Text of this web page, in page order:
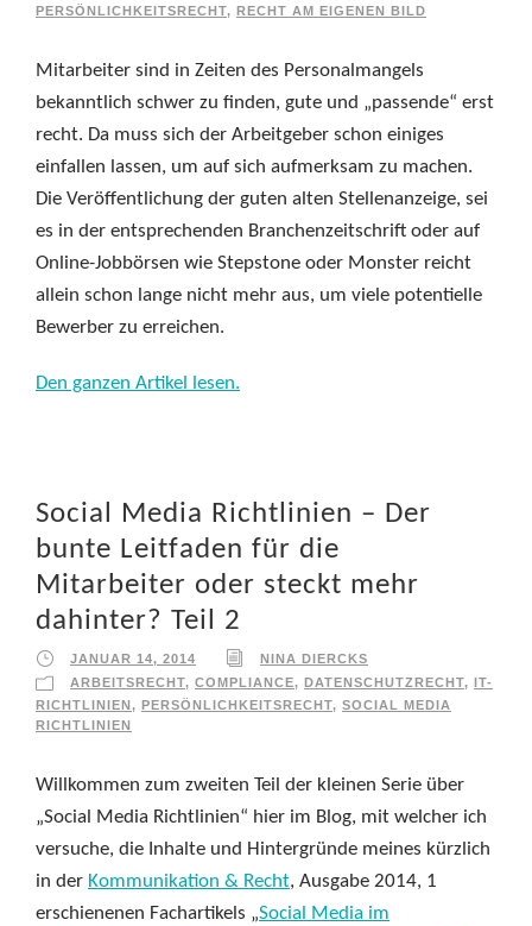
PERSÖNLICHKEITSRECHT, RECHT AM EIGENEN BILD
Mitarbeiter sind in Zeiten des Personalmangels
bekanntlich schwer zu finden, gute und „passende“ erst
recht. Da muss sich der Arbeitgeber schon einiges
einfallen lassen, um auf sich aufmerksam zu machen.
Die Veröffentlichung der guten alten Stellenanzeige, sei
es in der entsprechenden Branchenzeitschrift oder auf
Online-Jobbörsen wie Stepstone oder Monster reicht
allein schon lange nicht mehr aus, um viele potentielle
Bewerber zu erreichen.
Den ganzen Artikel lesen.
Social Media Richtlinien – Der
bunte Leitfaden für die
Mitarbeiter oder steckt mehr
dahinter? Teil 2
JANUAR 14, 2014
NINA DIERCKS
ARBEITSRECHT, COMPLIANCE, DATENSCHUTZRECHT,
IT-
RICHTLINIEN, PERSÖNLICHKEITSRECHT, SOCIAL MEDIA
RICHTLINIEN
Willkommen zum zweiten Teil der kleinen Serie über
„Social Media Richtlinien“ hier im Blog, mit welcher ich
versuche, die Inhalte und Hintergründe meines kürzlich
in der Kommunikation & Recht, Ausgabe 2014, 1
erschienenen Fachartikels „Social Media im